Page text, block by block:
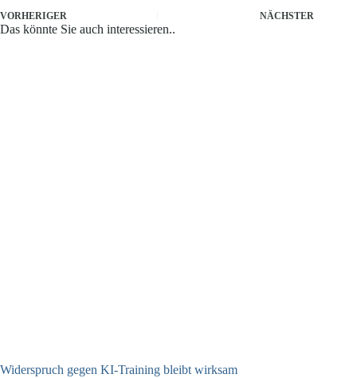
VORHERIGER NÄCHSTER
Das könnte Sie auch interessieren..
Widerspruch gegen KI-Training bleibt wirksam